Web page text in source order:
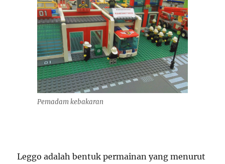
Pemadam kebakaran
Leggo adalah bentuk permainan yang menurut